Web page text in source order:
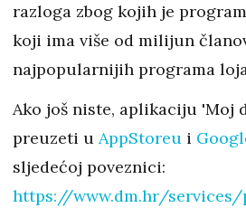
razloga zbog kojih je
koji ima više od milijun
najpopularnijih programa
Ako još niste, aplikaciju 'Moj
preuzeti u AppStoreu i
sljedećoj poveznici:
https://www.dm.hr/